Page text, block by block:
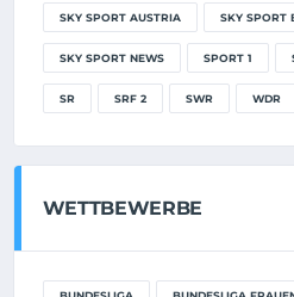
SKY SPORT AUSTRIA SKY SPORT
SKY SPORT NEWS SPORT 1
SR SRF 2 SWR WDR
WETTBEWERBE